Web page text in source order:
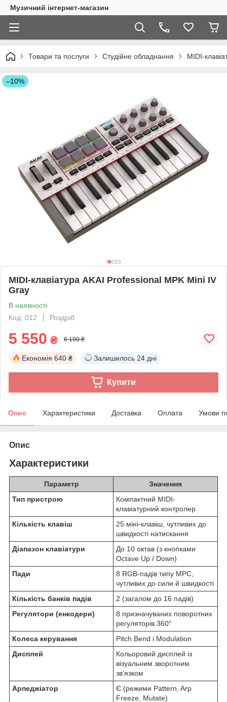
Музичний інтернет-магазин
Товари та послуги Студійне обладнання MIDI-
–10%
MIDI-клавіатура AKAI Professional MPK Mini IV
Gray
В наявності
Код: 012
Роздріб
5 550 ₴ 6 190 ₴
Економія 640 ₴ Залишилось 24 дні
Купити
Опис Характеристики Доставка Оплата Умови
Опис
Характеристики
Параметр
Значення
Тип пристрою
Компактний MIDI-
клавіатурний контролер
Кількість клавіш
25 міні-клавіш, чутливих до
швидкості натискання
Діапазон клавіатури
До 10 октав (з кнопками
Octave Up / Down)
Пади
8 RGB-падів типу MPC,
чутливих до сили й швидкості
Кількість банків падів
2 (загалом до 16 падів)
Регулятори (енкодери)
8 призначуваних поворотних
регуляторів 360°
Колеса керування
Pitch Bend і Modulation
Дисплей
Кольоровий дисплей із
візуальним зворотним
зв’язком
Арпеджіатор
Є (режими Pattern, Arp
Freeze, Mutate)